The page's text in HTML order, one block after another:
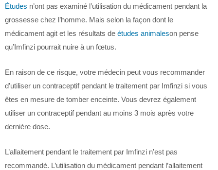
Études n’ont pas examiné l’utilisation du médicament pendant la
grossesse chez l’homme. Mais selon la façon dont le
médicament agit et les résultats de études animaleson pense
qu’Imfinzi pourrait nuire à un fœtus.
En raison de ce risque, votre médecin peut vous recommander
d’utiliser un contraceptif pendant le traitement par Imfinzi si vous
êtes en mesure de tomber enceinte. Vous devrez également
utiliser un contraceptif pendant au moins 3 mois après votre
dernière dose.
L’allaitement pendant le traitement par Imfinzi n’est pas
recommandé. L’utilisation du médicament pendant l’allaitement